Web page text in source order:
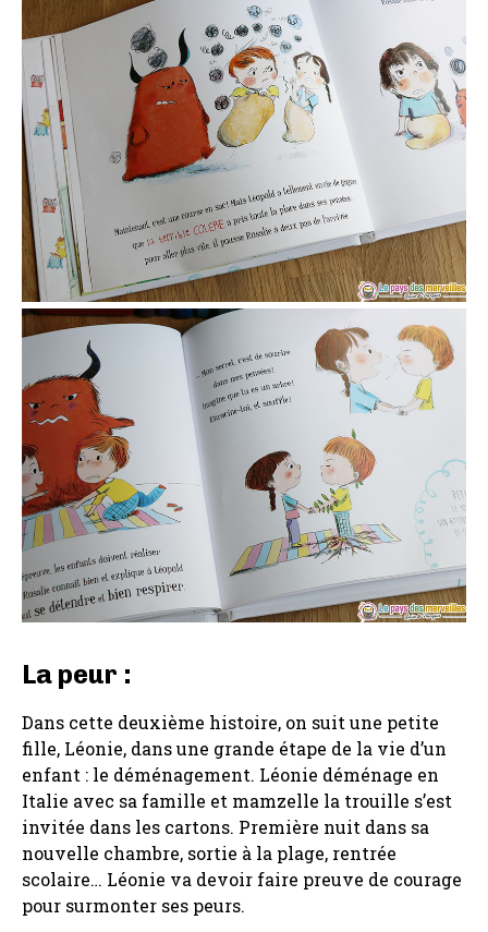
La peur :
Dans cette deuxième histoire, on suit une petite
fille, Léonie, dans une grande étape de la vie d’un
enfant : le déménagement. Léonie déménage en
Italie avec sa famille et mamzelle la trouille s’est
invitée dans les cartons. Première nuit dans sa
nouvelle chambre, sortie à la plage, rentrée
scolaire… Léonie va devoir faire preuve de courage
pour surmonter ses peurs.